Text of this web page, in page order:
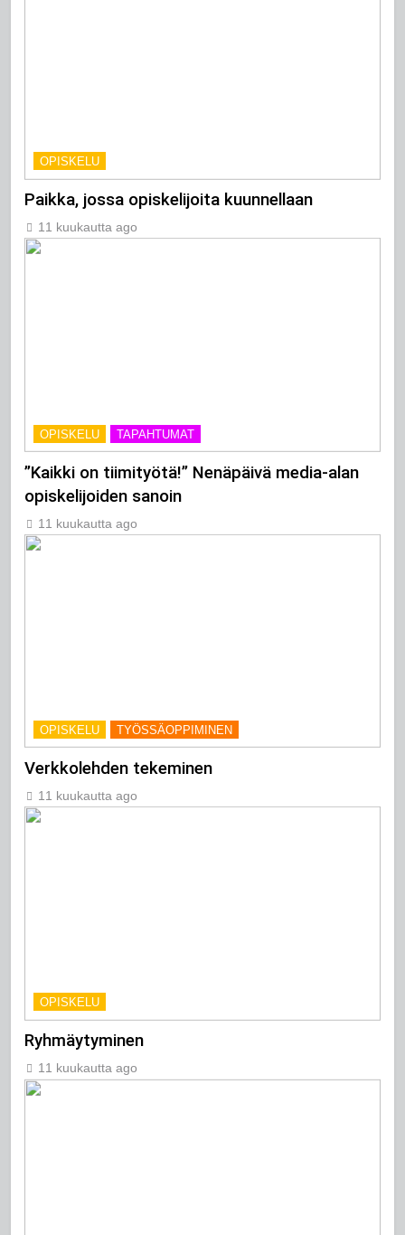
OPISKELU
Paikka, jossa opiskelijoita kuunnellaan
11 kuukautta ago
OPISKELU TAPAHTUMAT
”Kaikki on tiimityötä!” Nenäpäivä media-alan
opiskelijoiden sanoin
11 kuukautta ago
OPISKELU TYÖSSÄOPPIMINEN
Verkkolehden tekeminen
11 kuukautta ago
OPISKELU
Ryhmäytyminen
11 kuukautta ago